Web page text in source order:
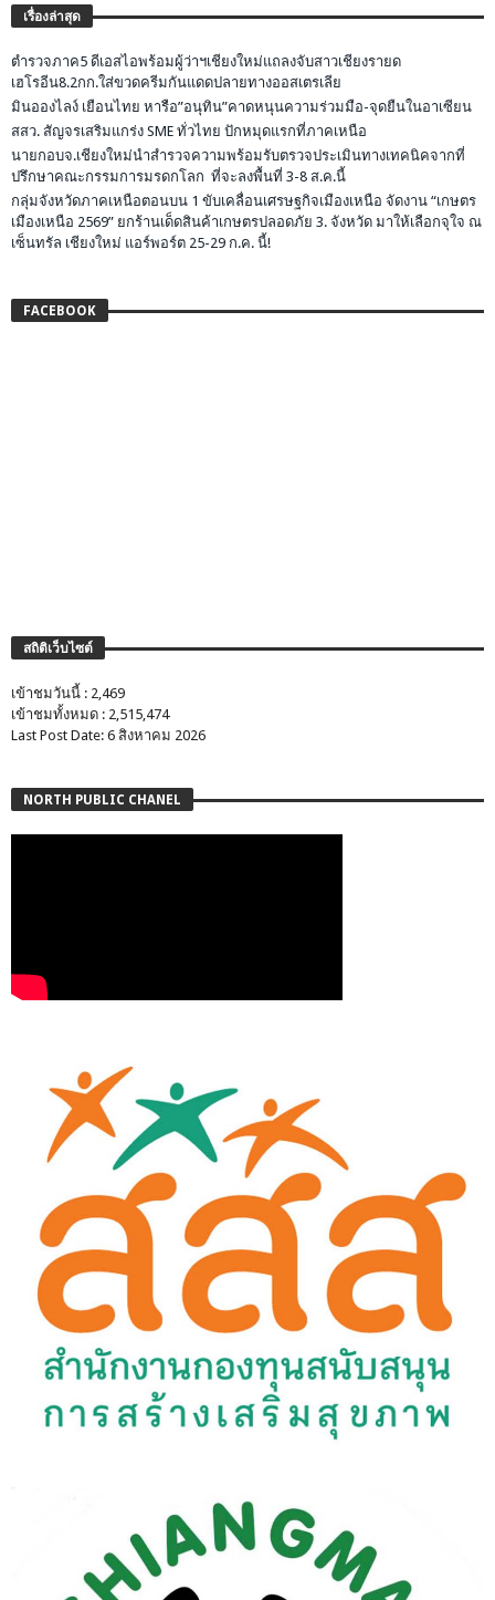
เรื่องล่าสุด
ตำรวจภาค5 ดีเอสไอพร้อมผู้ว่าฯเชียงใหม่แถลงจับสาวเชียงรายด
เฮโรอีน8.2กก.ใส่ขวดครีมกันแดดปลายทางออสเตรเลีย
มินอองไลง์ เยือนไทย หารือ”อนุทิน”คาดหนุนความร่วมมือ-จุดยืนในอาเซียน
สสว. สัญจรเสริมแกร่ง SME ทั่วไทย ปักหมุดแรกที่ภาคเหนือ
นายกอบจ.เชียงใหม่นำสำรวจความพร้อมรับตรวจประเมินทางเทคนิคจากที่
ปรึกษาคณะกรรมการมรดกโลก ที่จะลงพื้นที่ 3-8 ส.ค.นี้
กลุ่มจังหวัดภาคเหนือตอนบน 1 ขับเคลื่อนเศรษฐกิจเมืองเหนือ จัดงาน “เกษตร
เมืองเหนือ 2569” ยกร้านเด็ดสินค้าเกษตรปลอดภัย 3. จังหวัด มาให้เลือกจุใจ ณ
เซ็นทรัล เชียงใหม่ แอร์พอร์ต 25-29 ก.ค. นี้!
FACEBOOK
สถิติเว็บไซต์
เข้าชมวันนี้ : 2,469
เข้าชมทั้งหมด : 2,515,474
Last Post Date: 6 สิงหาคม 2026
NORTH PUBLIC CHANEL